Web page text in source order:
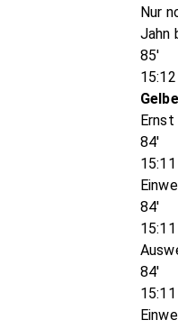
Nur
Jahn
85'
15:12
84'
15:11
84'
15:11
84'
15:11